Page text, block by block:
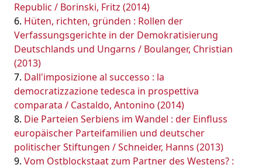
Republic / Borinski, Fritz (2014)
Hüten, richten, gründen : Rollen der
Verfassungsgerichte in der Demokratisierung
Deutschlands und Ungarns / Boulanger, Christian
(2013)
Dall'imposizione al successo : la
democratizzazione tedesca in prospettiva
comparata / Castaldo, Antonino (2014)
Die Parteien Serbiens im Wandel : der Einfluss
europäischer Parteifamilien und deutscher
politischer Stiftungen / Schneider, Hanns (2013)
Vom Ostblockstaat zum Partner des Westens? :